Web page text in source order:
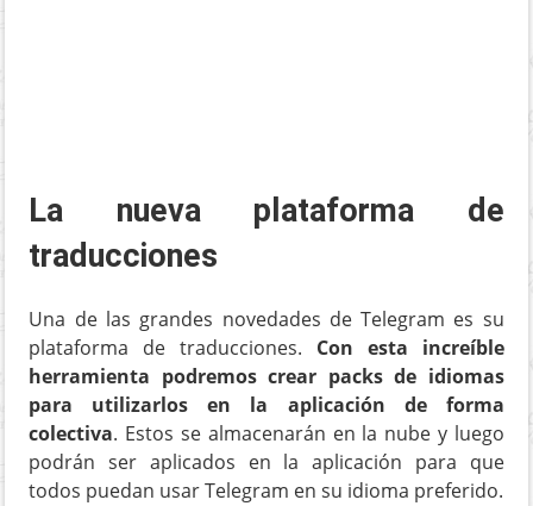
La nueva plataforma de
traducciones
Una de las grandes novedades de Telegram es su
plataforma de traducciones. Con esta increíble
herramienta podremos crear packs de idiomas
para utilizarlos en la aplicación de forma
colectiva. Estos se almacenarán en la nube y luego
podrán ser aplicados en la aplicación para que
todos puedan usar Telegram en su idioma preferido.